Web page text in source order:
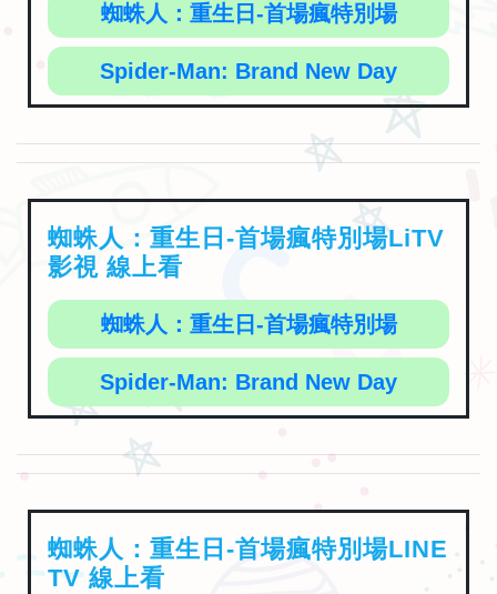
蜘蛛人：重生日-首場瘋特別場
Spider-Man: Brand New Day
蜘蛛人：重生日-首場瘋特別場LiTV
影視 線上看
蜘蛛人：重生日-首場瘋特別場
Spider-Man: Brand New Day
蜘蛛人：重生日-首場瘋特別場LINE
TV 線上看